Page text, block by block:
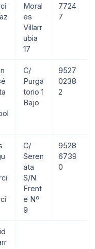
Moral
es
Villarr
ubia
17
7724
7
C/
Purga
torio 1
Bajo
9527
0238
2
C/
Seren
ata
S/N
Frent
e Nº
9
9528
6739
0